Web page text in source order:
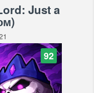
Just a
92